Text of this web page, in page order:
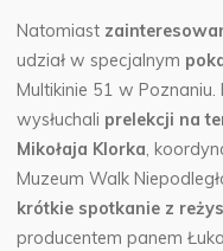
Natomiast
udział w specjalnym
Multikinie 51 w
wysłuchali prelekcji na
Mikołaja Klorka,
Muzeum Walk
krótkie spotkanie z
producentem panem